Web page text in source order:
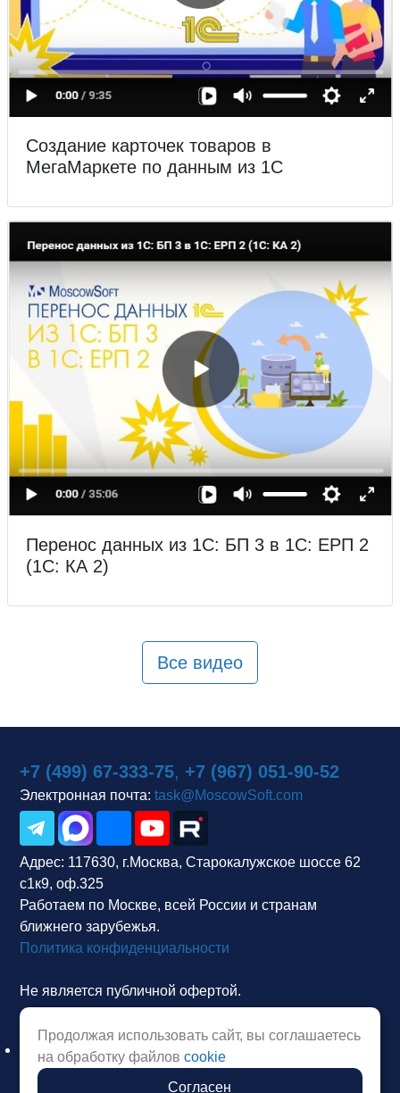
Создание карточек товаров в
МегаМаркете по данным из 1С
Перенос данных из 1С: БП 3 в 1С: ЕРП 2
(1С: КА 2)
Все видео
+7 (499) 67-333-75, +7 (967) 051-90-52
Электронная почта: task@MoscowSoft.com
Адрес: 117630, г.Москва, Старокалужское шоссе 62
с1к9, оф.325
Работаем по Москве, всей России и странам
ближнего зарубежья.
Политика конфиденциальности
Не является публичной офертой.
Продолжая использовать сайт, вы соглашаетесь
на обработку файловcookie
Согласен